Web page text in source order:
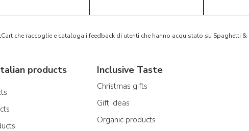
che raccoglie e cataloga i feedback di utenti che hanno acquistato su Spaghetti
products Inclusive Taste
Christmas gifts
Gift ideas
Organic products